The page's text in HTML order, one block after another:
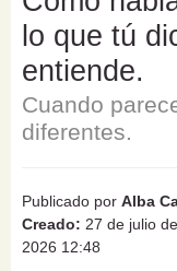
lo que tú
entiende.
Cuando
diferentes.
Publicado por Alba
Creado: 27 de julio
2026 12:48